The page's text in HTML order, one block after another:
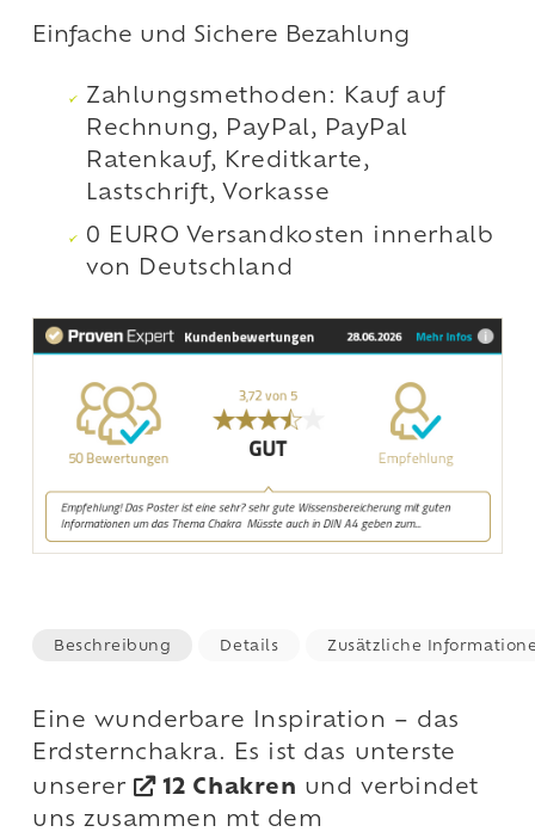
Einfache und Sichere Bezahlung
Zahlungsmethoden: Kauf auf
Rechnung, PayPal, PayPal
Ratenkauf, Kreditkarte,
Lastschrift, Vorkasse
0 EURO Versandkosten innerhalb
von Deutschland
Beschreibung Details Zusätzliche
Eine wunderbare Inspiration – das
Erdsternchakra. Es ist das unterste
unserer
12 Chakren und verbindet
uns zusammen mt dem